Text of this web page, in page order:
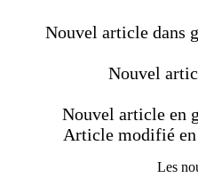
Nouvel article dans
Nouvel
Nouvel article en
Article modifié
Les